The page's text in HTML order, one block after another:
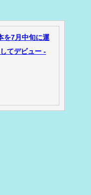
を7月中旬に運
てデビュー -